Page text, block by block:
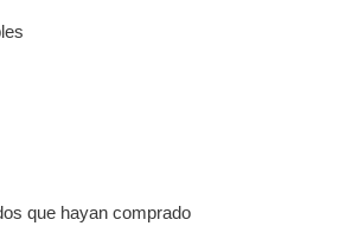
que hayan comprado